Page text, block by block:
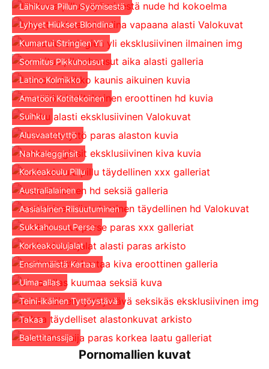
Lähikuva Pillun Syömisestä
Lyhyet Hiukset Blondina
Kumartui Stringien Yli
Sormitus Pikkuhousut
Latino Kolmikko
Amatööri Kotitekoinen
Suihku
Alusvaatetyttö
Nahkalegginsit
Korkeakoulu Pillu
Australialainen
Aasialainen Riisuutuminen
Sukkahousut Perse
Korkeakoulujalat
Ensimmäistä Kertaa
Uima-allas
Teini-ikäinen Tyttöystävä
Takaa
Balettitanssija
Pornomallien kuvat